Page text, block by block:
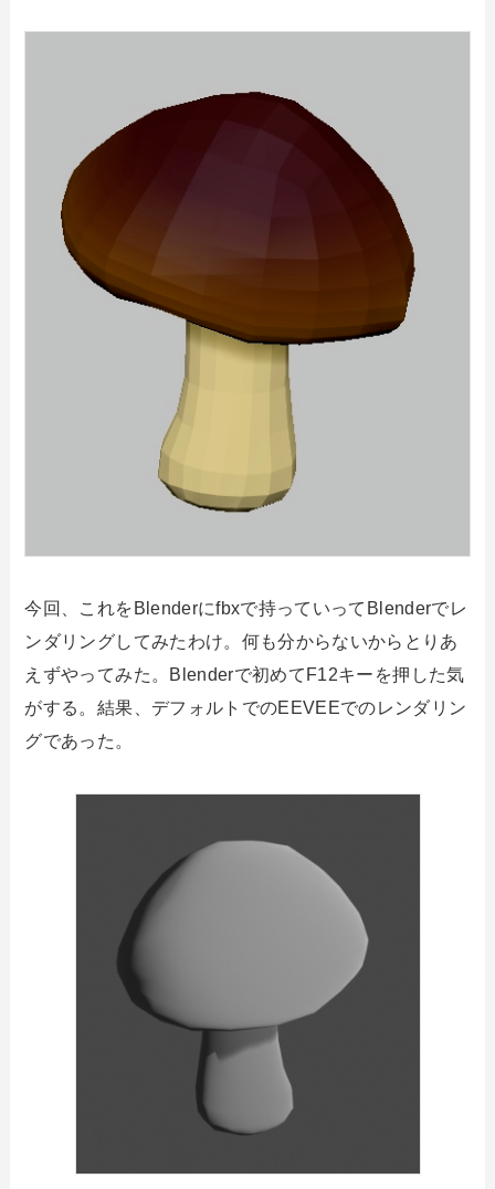
今回、これをBlenderにfbxで持っていってBlenderでレ
ンダリングしてみたわけ。何も分からないからとりあ
えずやってみた。Blenderで初めてF12キーを押した気
がする。結果、デフォルトでのEEVEEでのレンダリン
グであった。